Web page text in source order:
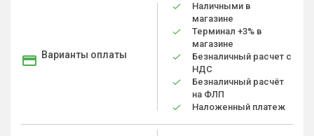
Варианты оплаты
Наличными в
магазине
Терминал +3% в
магазине
Безналичный расчет с
НДС
Безналичный расчёт
на ФЛП
Наложенный платеж